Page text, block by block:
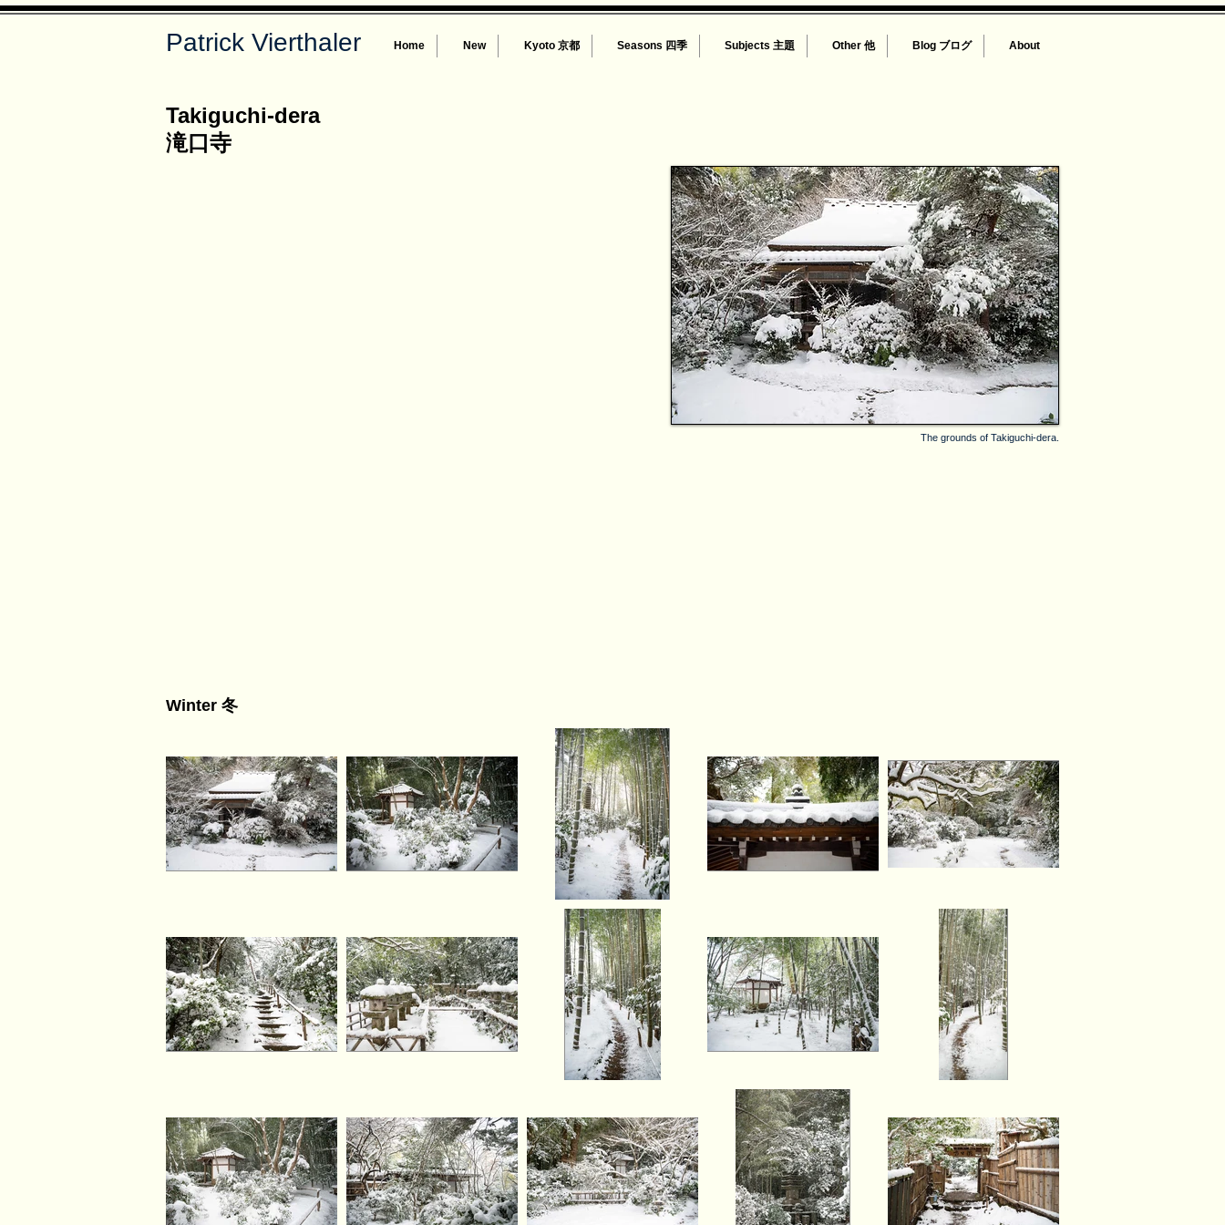
Patrick Vierthaler Home New Kyoto 京都 Seasons 四季 Subjects 主題 Other 他 Blog ブログ About
Takiguchi-dera
滝口寺
The grounds of Takiguchi-dera.
Winter 冬